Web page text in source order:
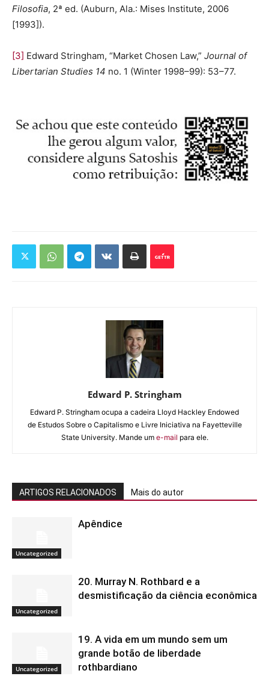
Filosofia, 2ª ed. (Auburn, Ala.: Mises Institute, 2006
[1993]).
[3] Edward Stringham, “Market Chosen Law,” Journal of
Libertarian Studies 14 no. 1 (Winter 1998–99): 53–77.
Edward P. Stringham
Edward P. Stringham ocupa a cadeira Lloyd Hackley Endowed
de Estudos Sobre o Capitalismo e Livre Iniciativa na Fayetteville
State University. Mande um e-mail para ele.
ARTIGOS RELACIONADOS Mais do autor
Uncategorized
Apêndice
Uncategorized
20. Murray N. Rothbard e a
desmistificação da ciência econômica
Uncategorized
19. A vida em um mundo sem um
grande botão de liberdade
rothbardiano